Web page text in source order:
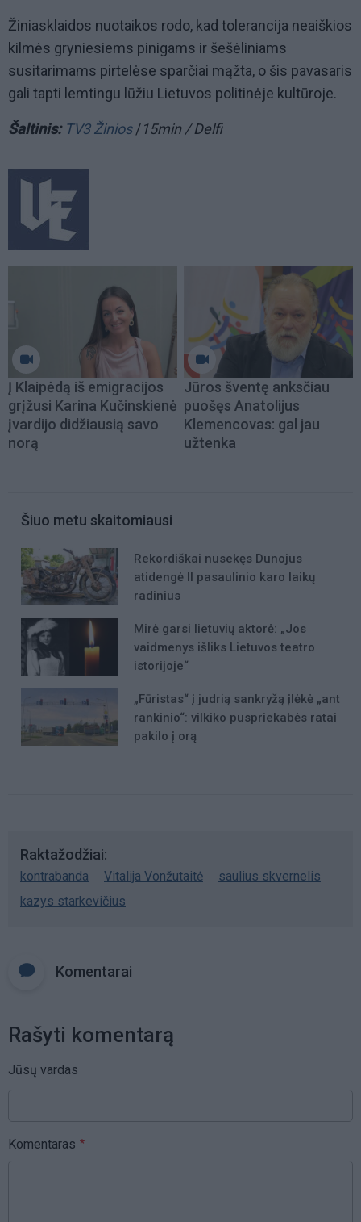
Žiniasklaidos nuotaikos rodo, kad tolerancija neaiškios
kilmės gryniesiems pinigams ir šešėliniams
susitarimams pirtelėse sparčiai mąžta, o šis pavasaris
gali tapti lemtingu lūžiu Lietuvos politinėje kultūroje.
Šaltinis: TV3 Žinios/15min / Delfi
Į Klaipėdą iš emigracijos
grįžusi Karina Kučinskienė
įvardijo didžiausią savo
norą
Jūros šventę anksčiau
puošęs Anatolijus
Klemencovas: gal jau
užtenka
Šiuo metu skaitomiausi
Rekordiškai nusekęs Dunojus
atidengė II pasaulinio karo laikų
radinius
Mirė garsi lietuvių aktorė: „Jos
vaidmenys išliks Lietuvos teatro
istorijoje“
„Fūristas“ į judrią sankryžą įlėkė „ant
rankinio“: vilkiko puspriekabės ratai
pakilo į orą
Raktažodžiai
kontrabanda Vitalija Vonžutaitė
saulius skvernelis
kazys starkevičius
Komentarai
Rašyti komentarą
Jūsų vardas
Komentaras